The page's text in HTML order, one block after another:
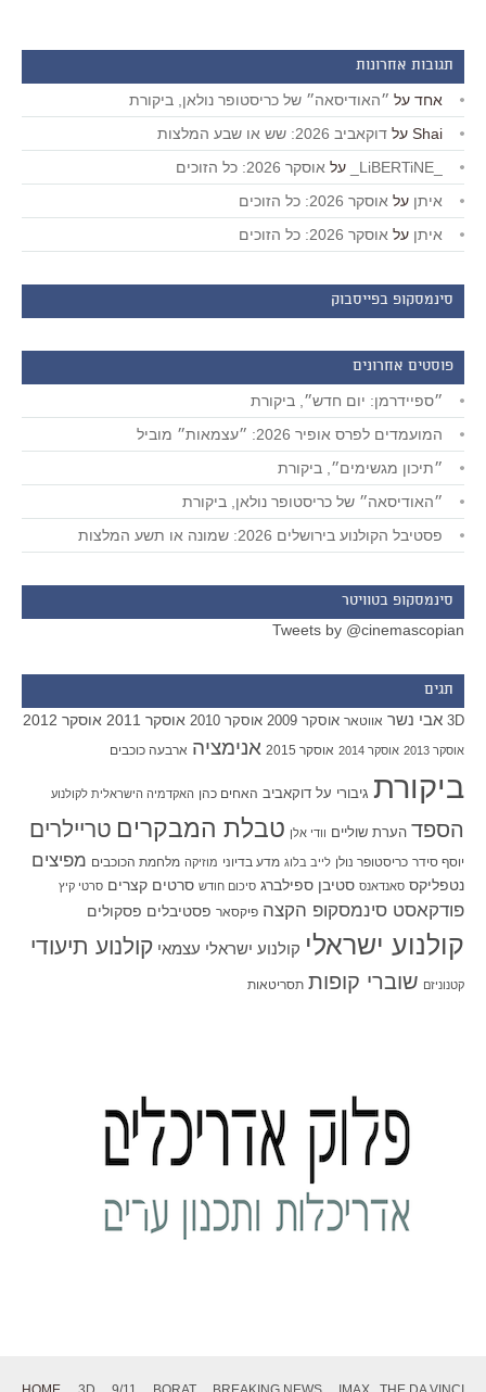
תגובות אחרונות
אחד על ״האודיסאה״ של כריסטופר נולאן, ביקורת
Shai על דוקאביב 2026: שש או שבע המלצות
על אוסקר 2026: כל הזוכים
איתן על אוסקר 2026: כל הזוכים
איתן על אוסקר 2026: כל הזוכים
סינמסקופ בפייסבוק
פוסטים אחרונים
״ספיידרמן: יום חדש״, ביקורת
המועמדים לפרס אופיר 2026: ״עצמאות״ מוביל
״תיכון מגשימים״, ביקורת
״האודיסאה״ של כריסטופר נולאן, ביקורת
פסטיבל הקולנוע בירושלים 2026: שמונה או תשע המלצות
סינמסקופ בטוויטר
Tweets by @cinemascopian
תגים
3D אבי נשר אווטאר אוסקר 2009 אוסקר 2010 אוסקר 2011 אוסקר 2012
אוסקר 2013 אוסקר 2014 אוסקר 2015 אנימציה ארבעה כוכבים
ביקורת גיבורי על דוקאביב האחים כהן האקדמיה הישראלית לקולנוע
הספד הערת שוליים וודי אלן טבלת המבקרים טריילרים
יוסף סידר כריסטופר נולן לייב בלוג מדע בדיוני מוזיקה מלחמת הכוכבים מפיצים
נטפליקס סאנדאנס סטיבן ספילברג סיכום חודש סרטים קצרים סרטי קיץ
פודקאסט סינמסקופ הקצה פיקסאר פסטיבלים פסקולים
קולנוע ישראלי קולנוע ישראלי עצמאי קולנוע תיעודי
קטנוניזם שוברי קופות תסריטאות